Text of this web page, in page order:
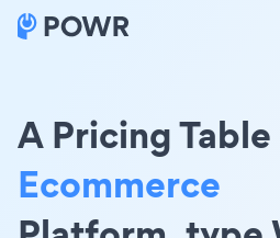
A Pricing Table
Ecommerce